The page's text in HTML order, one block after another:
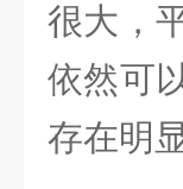
很大，
依然可
存在明